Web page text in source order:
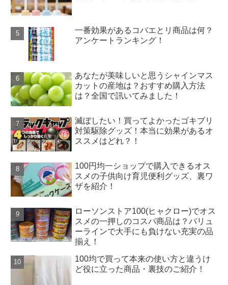
一番効果があるコバエとリ商品は何？
アンケートランキング！
あなたが美味しいと思うシャインマス
カットの産地は？おすすめ購入方法
は？全国で訊いてみました！
滅ぼしたい！買ってよかったゴキブリ
対策駆除グッズ！本当に効果があるオ
ススメはどれ？！
100円均一ショップで購入できるオス
スメの子供向け育児便利グッズ、裏ワ
ザを紹介！
ローソンストア100(ヒャクロー)でオス
スメの一押しのコスパ商品は？バリュ
ーラインで大手にも負けない充実の品
揃え！
100均で買って本来の使い方と違うけ
ど役に立った商品・裏技のご紹介！